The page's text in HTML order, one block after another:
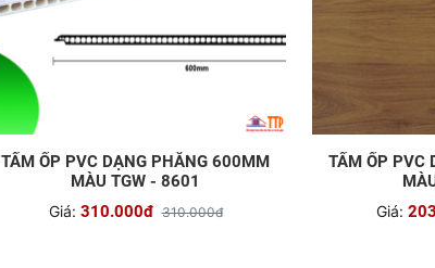
TẤM ỐP PVC DẠNG PHẲNG 600MM
MÀU TGW - 8601
Giá: 310.000đ 310.000đ
TẤM ỐP PVC
Giá: